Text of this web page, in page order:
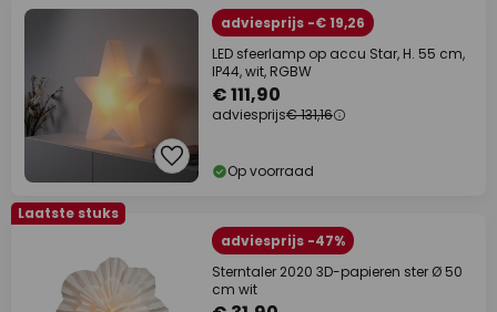
adviesprijs -€ 19,26
LED sfeerlamp op accu Star, H. 55 cm,
IP44, wit, RGBW
€ 111,90
adviesprijs€ 131,16
Op voorraad
Laatste stuks
adviesprijs -47%
Sterntaler 2020 3D-papieren ster Ø 50
cm wit